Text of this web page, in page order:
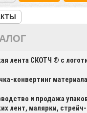
лента СКОТЧ ® с
конвертинг материала
и продажа
лент, малярки,